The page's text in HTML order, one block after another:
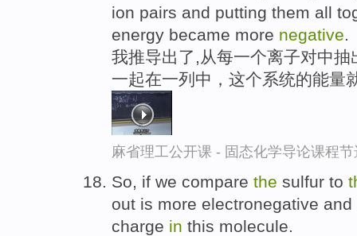
ion pairs and putting them all
energy became more negative.
我推导出了,从每一个离子对中
一起在一列中，这个系统的能量
麻省理工公开课 - 固态化学导论课程节
So, if we compare the sulfur to
out is more electronegative
charge in this molecule.